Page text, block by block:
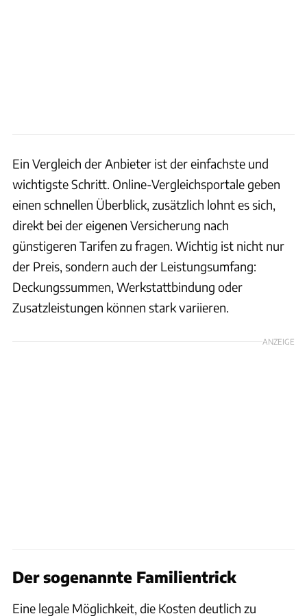
Ein Vergleich der Anbieter ist der einfachste und
wichtigste Schritt. Online-Vergleichsportale geben
einen schnellen Überblick, zusätzlich lohnt es sich,
direkt bei der eigenen Versicherung nach
günstigeren Tarifen zu fragen. Wichtig ist nicht nur
der Preis, sondern auch der Leistungsumfang:
Deckungssummen, Werkstattbindung oder
Zusatzleistungen können stark variieren.
ANZEIGE
Der sogenannte Familientrick
Eine legale Möglichkeit, die Kosten deutlich zu